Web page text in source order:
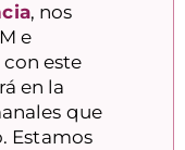
, nos
e
este
en la
que
Estamos